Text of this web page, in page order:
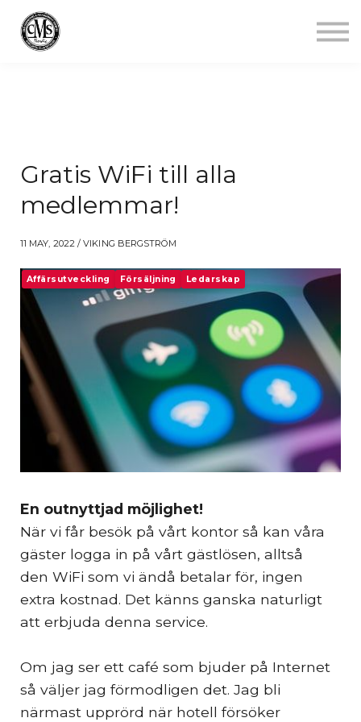
Gratis WiFi till alla
medlemmar!
11 MAY, 2022 / VIKING BERGSTRÖM
Affärsutveckling Försäljning Ledarskap
En outnyttjad möjlighet!
När vi får besök på vårt kontor så kan våra
gäster logga in på vårt gästlösen, alltså
den WiFi som vi ändå betalar för, ingen
extra kostnad. Det känns ganska naturligt
att erbjuda denna service.
Om jag ser ett café som bjuder på Internet
så väljer jag förmodligen det. Jag bli
närmast upprörd när hotell försöker